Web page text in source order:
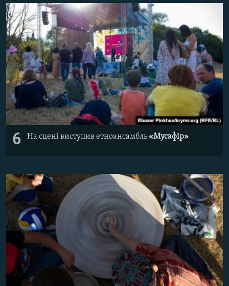
6 На сцені виступив етноансамбль «Мусафір»